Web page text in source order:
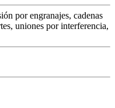
por engranajes, cadenas
uniones por interferencia,